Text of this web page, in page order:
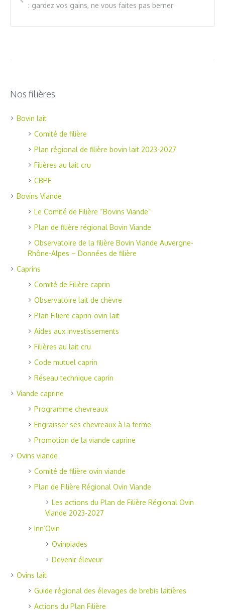
: gardez vos gains, ne vous faites pas berner
Nos filières
Bovin lait
Comité de filière
Plan régional de filière bovin lait 2023-2027
Filières au lait cru
CBPE
Bovins Viande
Le Comité de Filière “Bovins Viande”
Plan de filière régional Bovin Viande
Observatoire de la filière Bovin Viande Auvergne-
Rhône-Alpes – Données de filière
Caprins
Comité de Filière caprin
Observatoire lait de chèvre
Plan Filiere caprin-ovin lait
Aides aux investissements
Filières au lait cru
Code mutuel caprin
Réseau technique caprin
Viande caprine
Programme chevreaux
Engraisser ses chevreaux à la ferme
Promotion de la viande caprine
Ovins viande
Comité de filière ovin viande
Plan de Filière Régional Ovin Viande
Les actions du Plan de Filière Régional Ovin
Viande 2023-2027
Inn’Ovin
Ovinpiades
Devenir éleveur
Ovins lait
Guide régional des élevages de brebis laitières
Actions du Plan Filière